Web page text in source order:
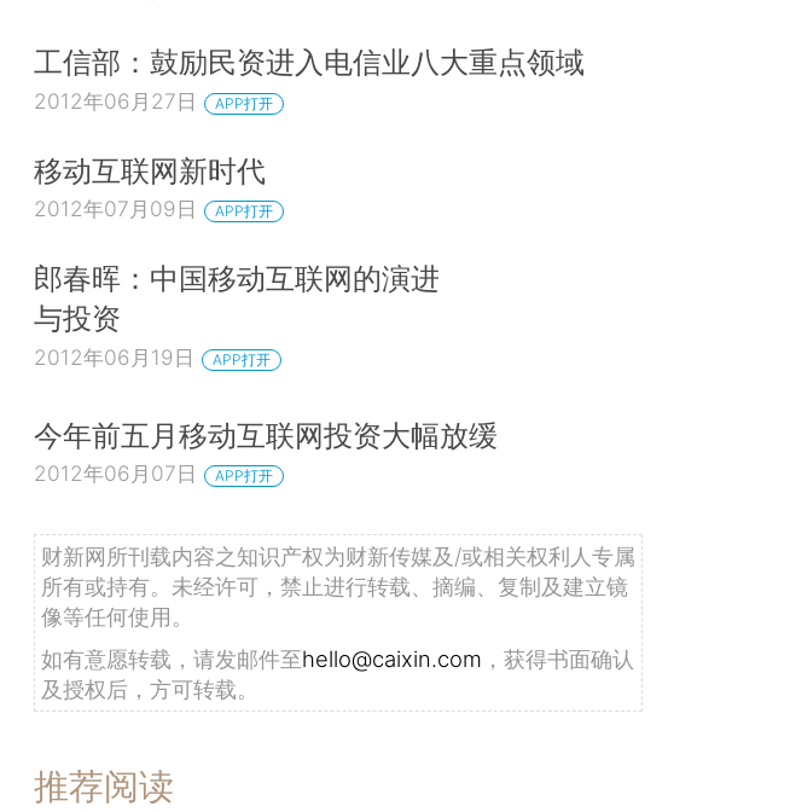
工信部：鼓励民资进入电信业八大重点领域
2012年06月27日 APP打开
移动互联网新时代
2012年07月09日 APP打开
郎春晖：中国移动互联网的演进
与投资
2012年06月19日 APP打开
今年前五月移动互联网投资大幅放缓
2012年06月07日 APP打开
财新网所刊载内容之知识产权为财新传媒及/或相关权利人专属
所有或持有。未经许可，禁止进行转载、摘编、复制及建立镜
像等任何使用。
如有意愿转载，请发邮件至hello@caixin.com ，获得书面确认
及授权后，方可转载。
推荐阅读